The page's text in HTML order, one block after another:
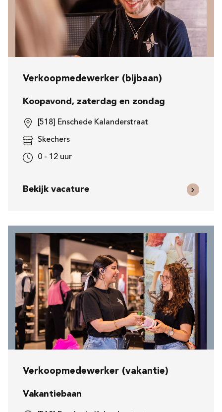
Verkoopmedewerker (bijbaan)
Koopavond, zaterdag en zondag
[518] Enschede Kalanderstraat
Skechers
0 - 12 uur
Bekijk vacature
Verkoopmedewerker (vakantie)
Vakantiebaan